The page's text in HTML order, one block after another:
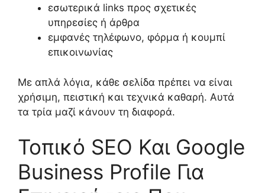
εσωτερικά links προς σχετικές
υπηρεσίες ή άρθρα
εμφανές τηλέφωνο, φόρμα ή κουμπί
επικοινωνίας
Με απλά λόγια, κάθε σελίδα πρέπει να είναι
χρήσιμη, πειστική και τεχνικά καθαρή. Αυτά
τα τρία μαζί κάνουν τη διαφορά.
Τοπικό SEO Και Google
Business Profile Για